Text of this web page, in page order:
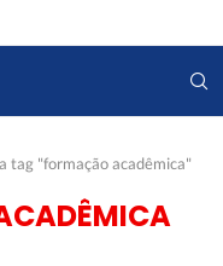
tag "formação acadêmica"